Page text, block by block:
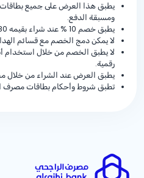
يطبق هذا العرض على جميع بطاقات
ومسبقة الدفع.
يطبق خصم % 10 عند شراء بقيمه 80
لا يمكن دمج الخصم مع قسائم
لا يطبق الخصم من خلال استخدام
رقمية.
يطبق العرض عند الشراء من خلال
تطبق شروط وأحكام بطاقات مصرف